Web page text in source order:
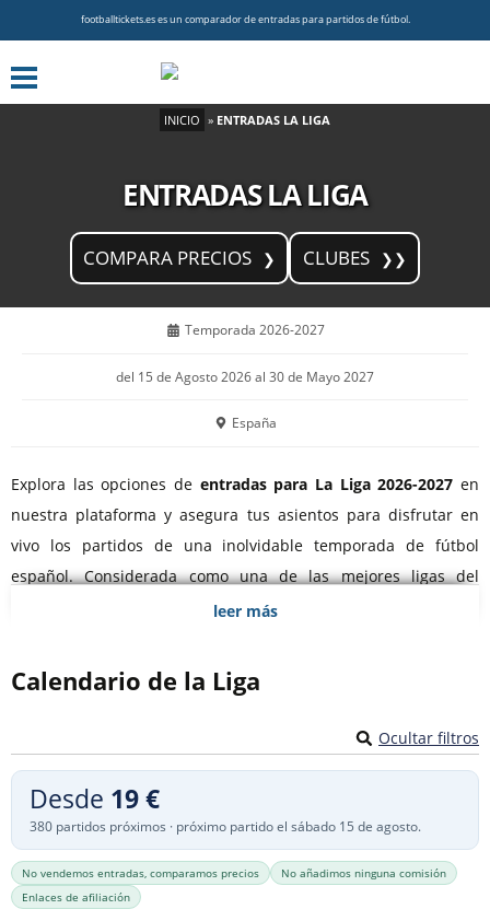
footballtickets.es es un comparador de entradas para partidos de fútbol.
INICIO » ENTRADAS LA LIGA
ENTRADAS LA LIGA
COMPARA PRECIOS CLUBES
Temporada 2026-2027
del 15 de Agosto 2026 al 30 de Mayo 2027
España
Explora las opciones de entradas para La Liga 2026-2027 en
nuestra plataforma y asegura tus asientos para disfrutar en
vivo los partidos de una inolvidable temporada de fútbol
español. Considerada como una de las mejores ligas del
mundo, La Liga cuenta con equipos de alto nivel como el
fundación en 1929, el campeonato de liga española ha contado
con la presencia en sus equipos de algunos de los mejores
¿Sueñas con empaparte del vibrante ambiente de un partido
de La Liga? Te lo ponemos fácil. Compara y compra tus
entradas online para un partido de fútbol en España
asegurándote la mejor relación calidad-precio. Nuestra
herramienta de comparación es tu aliada, presentándote los
leer más
Calendario de la Liga
Ocultar filtros
Desde 19 €
380 partidos próximos · próximo partido el sábado 15 de agosto.
No vendemos entradas, comparamos precios
No añadimos ninguna comisión
Enlaces de afiliación